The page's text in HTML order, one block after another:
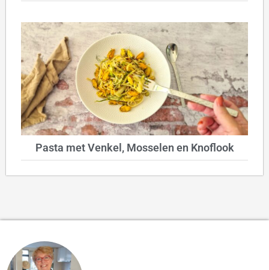
Pasta met Venkel, Mosselen en Knoflook